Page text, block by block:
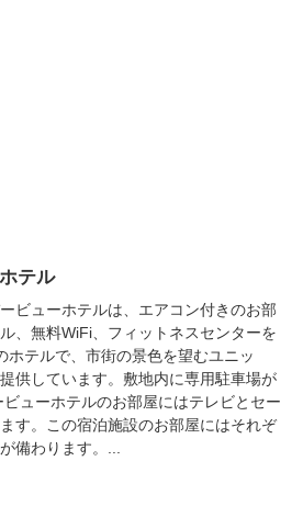
テル
ビューホテルは、エアコン付きのお部
、無料WiFi、フィットネスセンターを
ホテルで、市街の景色を望むユニッ
供しています。敷地内に専用駐車場が
ューホテルのお部屋にはテレビとセー
す。この宿泊施設のお部屋にはそれぞ
備わります。...